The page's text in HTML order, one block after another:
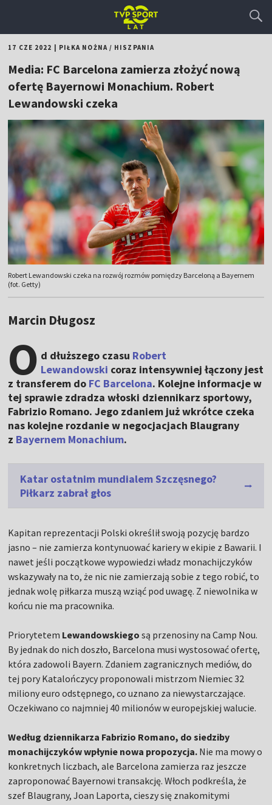
17 CZE 2022 PIŁKA NOŻNA/ HISZPANIA
Media: FC Barcelona zamierza złożyć nową
ofertę Bayernowi Monachium. Robert
Lewandowski czeka
Robert Lewandowski czeka na rozwój rozmów pomiędzy Barceloną a Bayernem
(fot. Getty)
Marcin Długosz
O d dłuższego czasu Robert
Lewandowski coraz intensywniej łączony jest
z transferem do FC Barcelona. Kolejne informacje w
tej sprawie zdradza włoski dziennikarz sportowy,
Fabrizio Romano. Jego zdaniem już wkrótce czeka
nas kolejne rozdanie w negocjacjach Blaugrany
z Bayernem Monachium.
Katar ostatnim mundialem Szczęsnego?
Piłkarz zabrał głos
Kapitan reprezentacji Polski określił swoją pozycję bardzo
jasno – nie zamierza kontynuować kariery w ekipie z Bawarii. I
nawet jeśli początkowe wypowiedzi władz monachijczyków
wskazywały na to, że nic nie zamierzają sobie z tego robić, to
jednak wolę piłkarza muszą wziąć pod uwagę. Z niewolnika w
końcu nie ma pracownika.
Priorytetem Lewandowskiego są przenosiny na Camp Nou.
By jednak do nich doszło, Barcelona musi wystosować ofertę,
która zadowoli Bayern. Zdaniem zagranicznych mediów, do
tej pory Katalończycy proponowali mistrzom Niemiec 32
miliony euro odstępnego, co uznano za niewystarczające.
Oczekiwano co najmniej 40 milionów w europejskiej walucie.
Według dziennikarza Fabrizio Romano, do siedziby
monachijczyków wpłynie nowa propozycja. Nie ma mowy o
konkretnych liczbach, ale Barcelona zamierza raz jeszcze
zaproponować Bayernowi transakcję. Włoch podkreśla, że
szef Blaugrany, Joan Laporta, cieszy się znakomitymi